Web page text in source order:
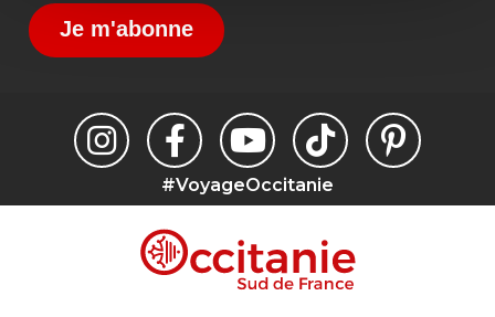
Je m'abonne
#VoyageOccitanie